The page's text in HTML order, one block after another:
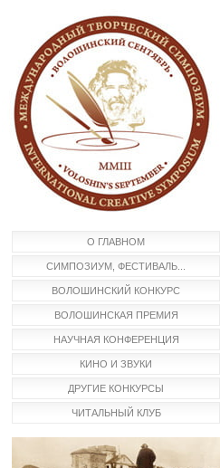
О ГЛАВНОМ
СИМПОЗИУМ, ФЕСТИВАЛЬ...
ВОЛОШИНСКИЙ КОНКУРС
ВОЛОШИНСКАЯ ПРЕМИЯ
НАУЧНАЯ КОНФЕРЕНЦИЯ
КИНО И ЗВУКИ
ДРУГИЕ КОНКУРСЫ
ЧИТАЛЬНЫЙ КЛУБ